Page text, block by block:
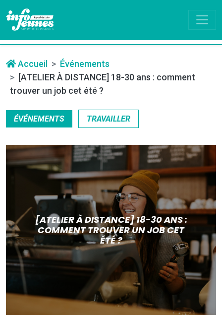
Accueil
Événements
[ATELIER À DISTANCE] 18-30 ans : comment
trouver un job cet été ?
ÉVÉNEMENTS TRAVAILLER
[ATELIER À DISTANCE] 18-30 ANS :
COMMENT TROUVER UN JOB CET
ÉTÉ ?